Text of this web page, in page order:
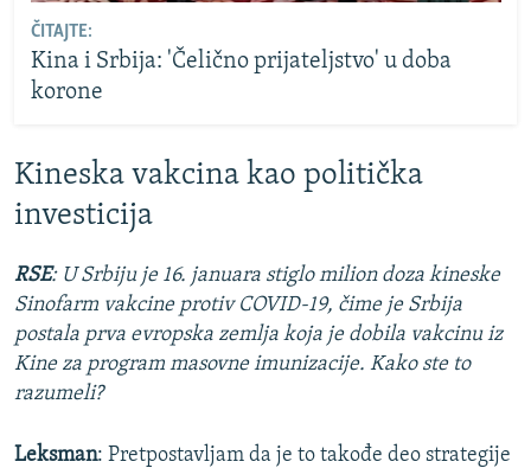
ČITAJTE:
Kina i Srbija: 'Čelično prijateljstvo' u doba
korone
Kineska vakcina kao politička
investicija
RSE: U Srbiju je 16. januara stiglo milion doza kineske
Sinofarm vakcine protiv COVID-19, čime je Srbija
postala prva evropska zemlja koja je dobila vakcinu iz
Kine za program masovne imunizacije. Kako ste to
razumeli?
Leksman: Pretpostavljam da je to takođe deo strategije